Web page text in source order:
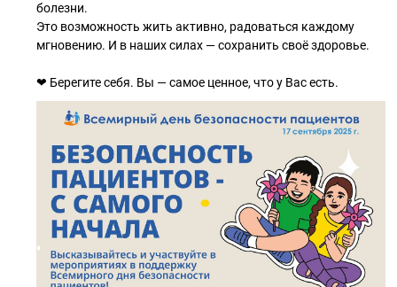
болезни.
Это возможность жить активно, радоваться каждому
мгновению. И в наших силах — сохранить своё здоровье.
❤ Берегите себя. Вы — самое ценное, что у Вас есть.